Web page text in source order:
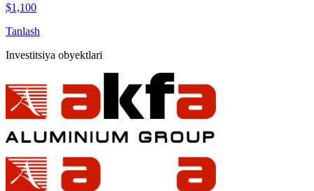
$1,100
Tanlash
Investitsiya obyektlari